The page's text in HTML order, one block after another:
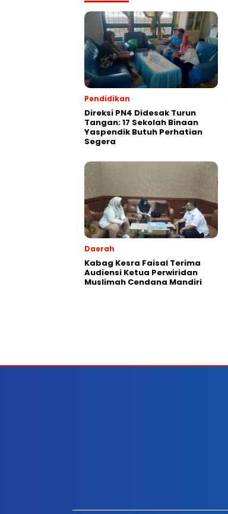
Pendidikan
Direksi PN4 Didesak Turun
Tangan: 17 Sekolah Binaan
Yaspendik Butuh Perhatian
Segera
Daerah
Kabag Kesra Faisal Terima
Audiensi Ketua Perwiridan
Muslimah Cendana Mandiri